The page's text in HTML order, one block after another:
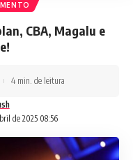
CBA, Magalu e
de 2025 08:56
4 min. de leitura